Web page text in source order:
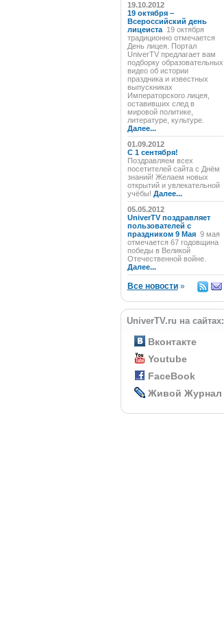
19.10.2012
19 октября –
Всероссийский день
лицеиста 19 октября
традиционно отмечается
День лицея. Портал
UniverTV предлагает вам
подборку образовательных
видео об истории
праздника и известных
выпускниках
Императорского лицея,
оставивших след в
мировой политике,
литературе, культуре.
Далее...
01.09.2012
C 1 сентября!
Поздравляем всех
посетителей сайта с Днём
знаний! Желаем новых
открытий и увлекательной
учёбы! Далее...
05.05.2012
UniverTV поздравляет
пользователей с
праздником 9 Мая 9 мая
отмечается 67 годовщина
победы в Великой
Отечественной войне.
Далее...
Все новости»
UniverTV.ru на сайтах:
Вконтакте
Youtube
FaceBook
Живой Журнал